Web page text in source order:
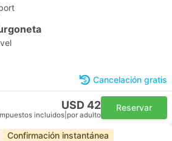
Cancelación gratis
USD 42
incluidos por adulto
Reservar
Confirmación instantánea